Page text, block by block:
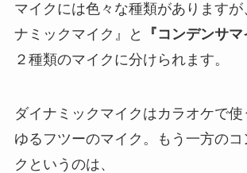
マイクには色々な種類がありますが
ナミックマイク』と
『コンデンサマ
２種類のマイクに分けられます。
ダイナミックマイクはカラオケで
ゆるフツーのマイク。もう一方のコ
クというのは、